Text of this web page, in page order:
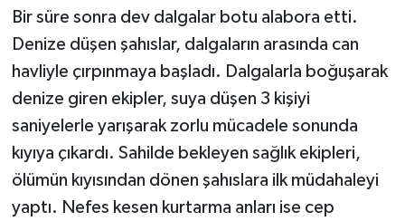
Bir süre sonra dev dalgalar botu alabora etti.
Denize düşen şahıslar, dalgaların arasında can
havliyle çırpınmaya başladı. Dalgalarla boğuşarak
denize giren ekipler, suya düşen 3 kişiyi
saniyelerle yarışarak zorlu mücadele sonunda
kıyıya çıkardı. Sahilde bekleyen sağlık ekipleri,
ölümün kıyısından dönen şahıslara ilk müdahaleyi
yaptı. Nefes kesen kurtarma anları ise cep